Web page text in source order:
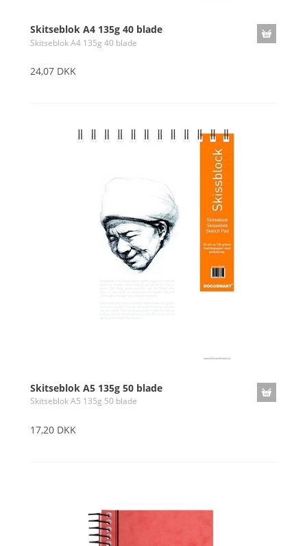
Skitseblok A4 135g 40 blade
Skitseblok A4 135g 40 blade
24,07 DKK
Skitseblok A5 135g 50 blade
Skitseblok A5 135g 50 blade
17,20 DKK